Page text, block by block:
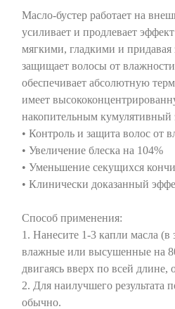
Масло-бустер работает на
усиливает и продлевает
мягкими, гладкими и
защищает волосы от
обеспечивает абсолютную
имеет
накопительным кумулятивный
• Контроль и защита волос от
• Увеличение блеска на 104%
• Уменьшение секущихся
• Клинически доказанный
Способ применения:
1. Нанесите 1-3 капли масла
влажные или высушенные на
двигаясь вверх по всей длине,
2. Для наилучшего
обычно.